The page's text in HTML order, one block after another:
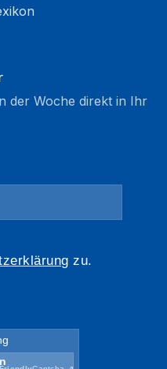
der Woche direkt in Ihr